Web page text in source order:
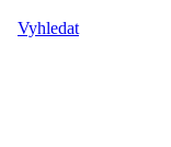
Vyhledat